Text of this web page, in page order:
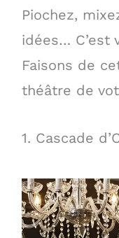
Piochez,
idées… C’est
Faisons de
théâtre de
1. Cascade